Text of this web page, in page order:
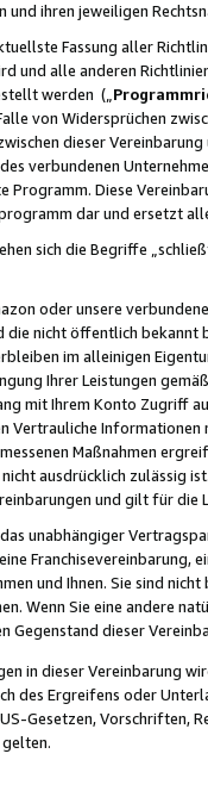
und ihren jeweiligen
Fassung aller
und alle anderen
werden („
von Widersprüchen
dieser
verbundenen
Programm. Diese
dar und ersetzt
sich die Begriffe
oder unsere
nicht öffentlich
im alleinigen
Ihrer Leistungen
mit Ihrem Konto
Vertrauliche
Maßnahmen
ausdrücklich zulässig
und gilt für die
unabhängiger
Franchisevereinbarung,
und Ihnen. Sie sind
Wenn Sie eine andere
Gegenstand dieser
in dieser Vereinbarung
des Ergreifens oder
Gesetzen, Vorschriften,